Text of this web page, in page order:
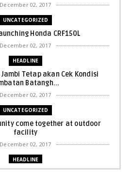
December 02, 2017
UNCATEGORIZED
Honda CRF150L
December 02, 2017
HEADLINE
Jambi Tetap akan Cek Kondisi
Batangh...
December 02, 2017
UNCATEGORIZED
come together at outdoor
facility
December 02, 2017
HEADLINE